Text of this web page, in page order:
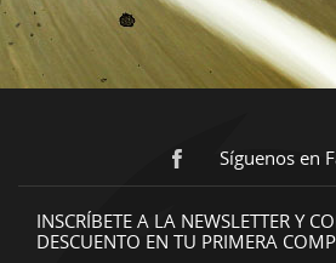
Síguenos en
INSCRÍBETE A LA NEWSLETTER Y
DESCUENTO EN TU PRIMERA